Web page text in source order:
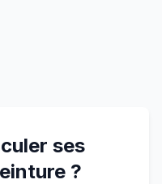
ses
?